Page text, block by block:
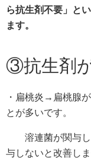
ら抗生剤不要」と
ます。
③抗生剤
・扁桃炎→扁桃腺
とが多いです。
溶連菌が関与し
与しないと改善しま